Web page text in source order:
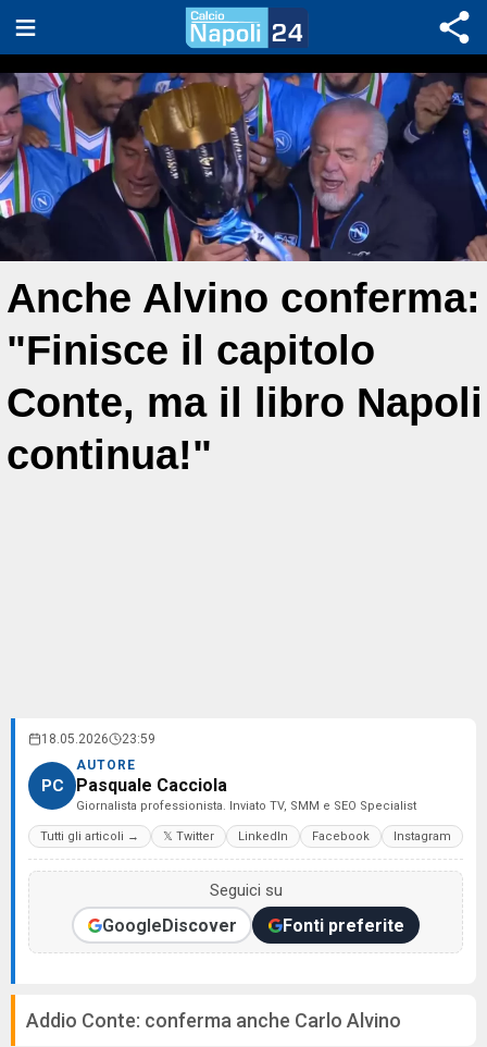
Anche Alvino conferma:
"Finisce il capitolo
Conte, ma il libro Napoli
continua!"
18.05.2026 23:59
PC
AUTORE
Pasquale Cacciola
Giornalista professionista. Inviato TV, SMM e SEO Specialist
Tutti gli articoli → 𝕏 Twitter LinkedIn Facebook Instagram
Seguici su
GoogleDiscover Fonti preferite
Addio Conte: conferma anche Carlo Alvino